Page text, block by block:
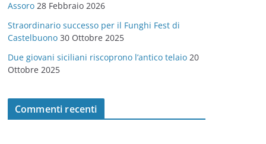
Assoro 28 Febbraio 2026
Straordinario successo per il Funghi Fest di
Castelbuono 30 Ottobre 2025
Due giovani siciliani riscoprono l’antico telaio 20
Ottobre 2025
Commenti recenti